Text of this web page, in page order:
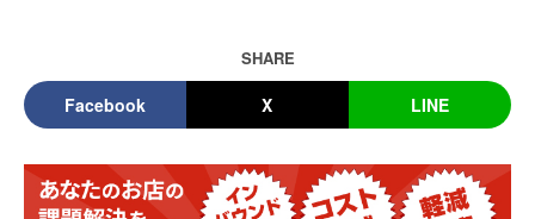
SHARE
Facebook X LINE